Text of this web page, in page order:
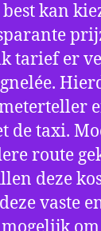
kan
tarief er
de taxi.
route
deze
vaste